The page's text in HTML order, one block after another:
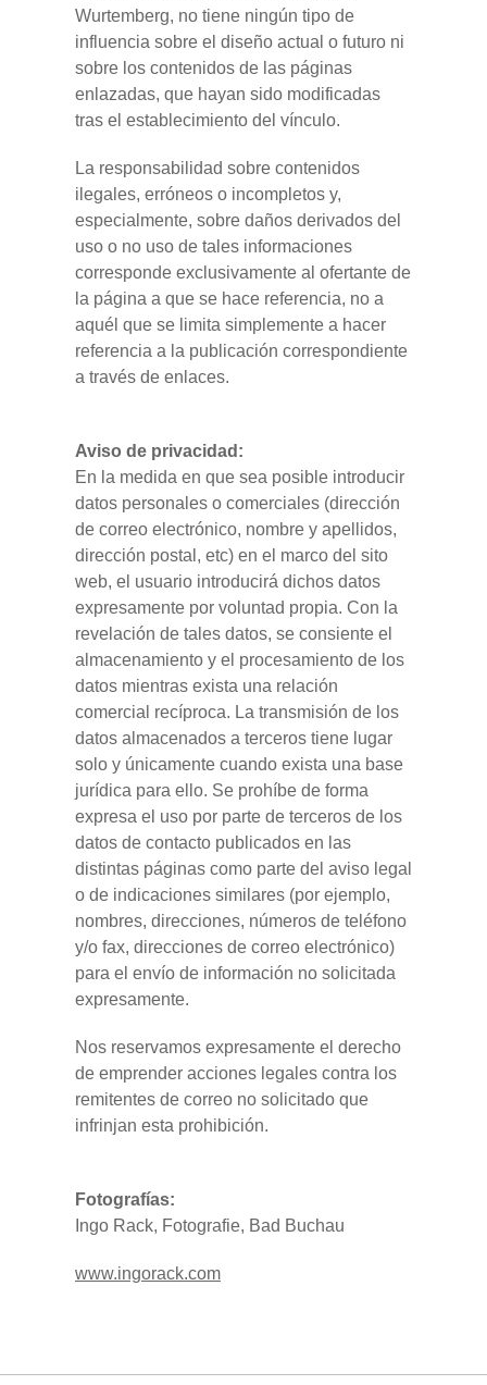
Wurtemberg, no tiene ningún tipo de
influencia sobre el diseño actual o futuro ni
sobre los contenidos de las páginas
enlazadas, que hayan sido modificadas
tras el establecimiento del vínculo.
La responsabilidad sobre contenidos
ilegales, erróneos o incompletos y,
especialmente, sobre daños derivados del
uso o no uso de tales informaciones
corresponde exclusivamente al ofertante de
la página a que se hace referencia, no a
aquél que se limita simplemente a hacer
referencia a la publicación correspondiente
a través de enlaces.
Aviso de privacidad:
En la medida en que sea posible introducir
datos personales o comerciales (dirección
de correo electrónico, nombre y apellidos,
dirección postal, etc) en el marco del sito
web, el usuario introducirá dichos datos
expresamente por voluntad propia. Con la
revelación de tales datos, se consiente el
almacenamiento y el procesamiento de los
datos mientras exista una relación
comercial recíproca. La transmisión de los
datos almacenados a terceros tiene lugar
solo y únicamente cuando exista una base
jurídica para ello. Se prohíbe de forma
expresa el uso por parte de terceros de los
datos de contacto publicados en las
distintas páginas como parte del aviso legal
o de indicaciones similares (por ejemplo,
nombres, direcciones, números de teléfono
y/o fax, direcciones de correo electrónico)
para el envío de información no solicitada
expresamente.
Nos reservamos expresamente el derecho
de emprender acciones legales contra los
remitentes de correo no solicitado que
infrinjan esta prohibición.
Fotografías:
Ingo Rack, Fotografie, Bad Buchau
www.ingorack.com